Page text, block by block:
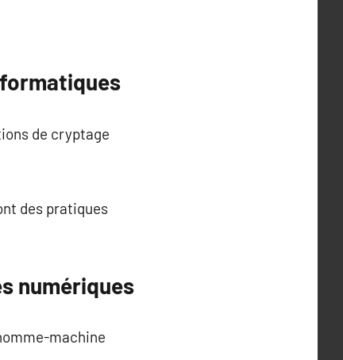
de cryptage
des pratiques
numériques
machine